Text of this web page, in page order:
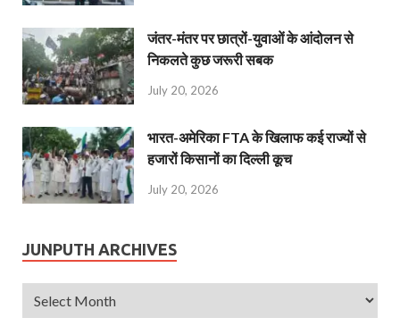
जंतर-मंतर पर छात्रों-युवाओं के आंदोलन से
निकलते कुछ जरूरी सबक
July 20, 2026
भारत-अमेरिका FTA के खिलाफ कई राज्यों से
हजारों किसानों का दिल्ली कूच
July 20, 2026
JUNPUTH ARCHIVES